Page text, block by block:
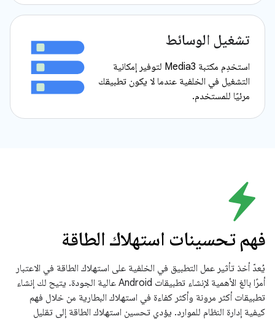
تشغيل الوسائط
استخدِم مكتبة Media3 لتوفير إمكانية
التشغيل في الخلفية عندما لا يكون تطبيقك
مرئيًا للمستخدم.
فهم تحسينات استهلاك الطاقة
يُعدّ أخذ تأثير عمل التطبيق في الخلفية على استهلاك الطاقة في الاعتبار
أمرًا بالغ الأهمية لإنشاء تطبيقات Android عالية الجودة. يتيح لك إنشاء
تطبيقات أكثر مرونة وأكثر كفاءة في استهلاك البطارية من خلال فهم
كيفية إدارة النظام للموارد. يؤدي تحسين استهلاك الطاقة إلى تقليل